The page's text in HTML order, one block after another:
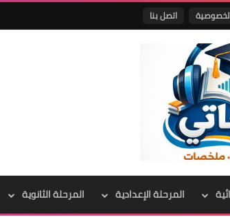
اتصل بنا
المرحلة الإعدادية المرحلة الثانوية